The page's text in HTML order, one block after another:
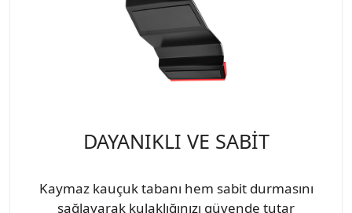
DAYANIKLI VE SABİT
Kaymaz kauçuk tabanı hem sabit durmasını
sağlayarak kulaklığınızı güvende tutar